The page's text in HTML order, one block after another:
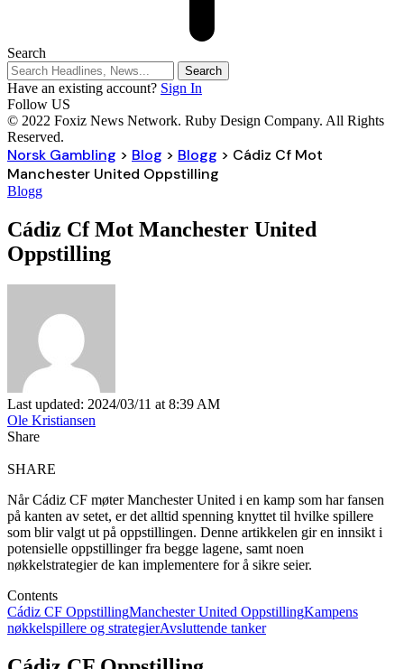
Search
Have an existing account? Sign In
Follow US
© 2022 Foxiz News Network. Ruby Design Company. All Rights
Reserved.
Norsk Gambling > Blog > Blogg > Cádiz Cf Mot
Manchester United Oppstilling
Blogg
Cádiz Cf Mot Manchester United
Oppstilling
Last updated: 2024/03/11 at 8:39 AM
Ole Kristiansen
Share
SHARE
Når Cádiz CF møter Manchester United i en kamp som har fansen
på kanten av setet, er det alltid spenning knyttet til hvilke spillere
som blir valgt ut på oppstillingen. Denne artikkelen gir en innsikt i
potensielle oppstillinger fra begge lagene, samt noen
nøkkelstrategier de kan implementere for å sikre seier.
Contents
Cádiz CF OppstillingManchester United OppstillingKampens
nøkkelspillere og strategierAvsluttende tanker